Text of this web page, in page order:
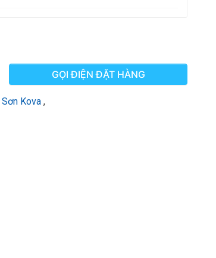
GỌI ĐIỆN ĐẶT HÀNG
Sơn Kova ,